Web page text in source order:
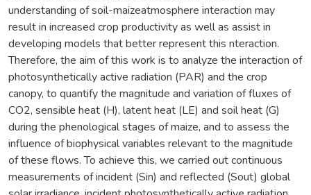
understanding of soil-maizeatmosphere interaction may
result in increased crop productivity as well as assist in
developing models that better represent this nteraction.
Therefore, the aim of this work is to analyze the interaction of
photosynthetically active radiation (PAR) and the crop
canopy, to quantify the magnitude and variation of fluxes of
CO2, sensible heat (H), latent heat (LE) and soil heat (G)
during the phenological stages of maize, and to assess the
influence of biophysical variables relevant to the magnitude
of these flows. To achieve this, we carried out continuous
measurements of incident (Sin) and reflected (Sout) global